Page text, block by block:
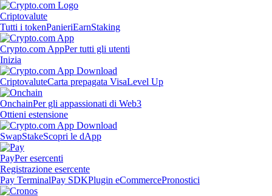
Criptovalute
Tutti i tokenPanieriEarnStaking
Crypto.com AppPer tutti gli utenti
Inizia
CriptovaluteCarta prepagata VisaLevel Up
OnchainPer gli appassionati di Web3
Ottieni estensione
SwapStakeScopri le dApp
PayPer esercenti
Registrazione esercente
Pay TerminalPay SDKPlugin eCommercePronostici